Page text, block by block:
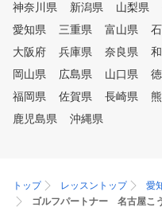
神奈川県
新潟県 山梨県
愛知県
三重県 富山県
大阪府
兵庫県 奈良県
岡山県
広島県 山口県
福岡県
佐賀県 長崎県
鹿児島県
沖縄県
トップ レッスントップ 愛
ゴルフパートナー 名古屋こ